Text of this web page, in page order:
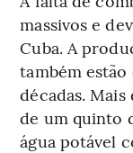
massivos e
Cuba. A
também estão
décadas.
de um quinto
água potável